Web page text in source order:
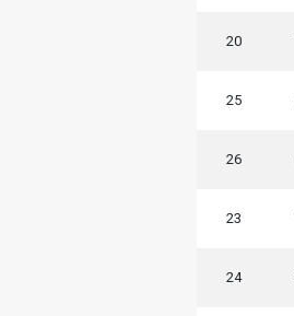
20
25
26
23
24